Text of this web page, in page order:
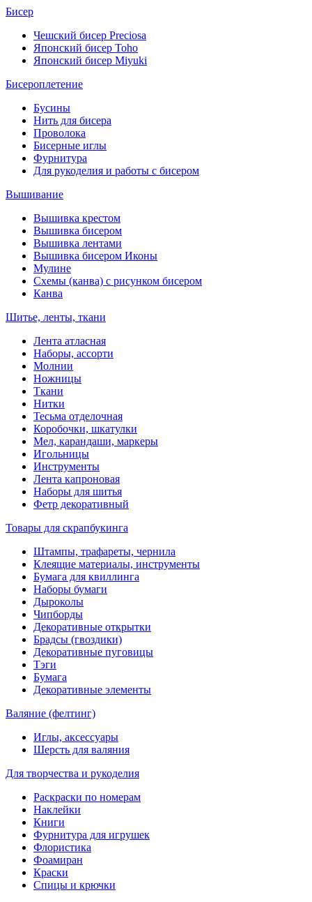
Бисер
Чешский бисер Preciosa
Японский бисер Toho
Японский бисер Miyuki
Бисероплетение
Бусины
Нить для бисера
Проволока
Бисерные иглы
Фурнитура
Для рукоделия и работы с бисером
Вышивание
Вышивка крестом
Вышивка бисером
Вышивка лентами
Вышивка бисером Иконы
Мулине
Схемы (канва) с рисунком бисером
Канва
Шитье, ленты, ткани
Лента атласная
Наборы, ассорти
Молнии
Ножницы
Ткани
Нитки
Тесьма отделочная
Коробочки, шкатулки
Мел, карандаши, маркеры
Игольницы
Инструменты
Лента капроновая
Наборы для шитья
Фетр декоративный
Товары для скрапбукинга
Штампы, трафареты, чернила
Клеящие материалы, инструменты
Бумага для квиллинга
Наборы бумаги
Дыроколы
Чипборды
Декоративные открытки
Брадсы (гвоздики)
Декоративные пуговицы
Тэги
Бумага
Декоративные элементы
Валяние (фелтинг)
Иглы, аксессуары
Шерсть для валяния
Для творчества и рукоделия
Раскраски по номерам
Наклейки
Книги
Фурнитура для игрушек
Флористика
Фоамиран
Краски
Спицы и крючки